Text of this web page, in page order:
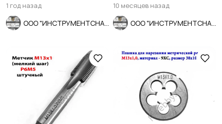
1 год назад
10 месяцев назад